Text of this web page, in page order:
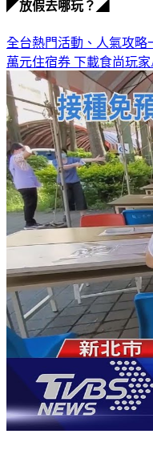
◤放假去哪玩？◢
全台熱門活動、人氣攻略
萬元住宿券 下載食尚玩